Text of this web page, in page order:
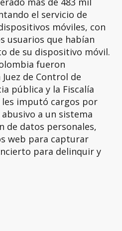
el servicio de
móviles, con
usuarios que habían
de su dispositivo móvil.
fueron
de Control de
pública y la Fiscalía
les imputó cargos por
a un sistema
de datos personales,
web para capturar
para delinquir y